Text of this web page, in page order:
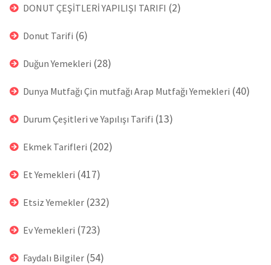
DONUT ÇEŞİTLERİ YAPILIŞI TARIFI (2)
Donut Tarifi (6)
Duğun Yemekleri (28)
Dunya Mutfağı Çin mutfağı Arap Mutfağı Yemekleri (40)
Durum Çeşitleri ve Yapılışı Tarifi (13)
Ekmek Tarifleri (202)
Et Yemekleri (417)
Etsiz Yemekler (232)
Ev Yemekleri (723)
Faydalı Bilgiler (54)